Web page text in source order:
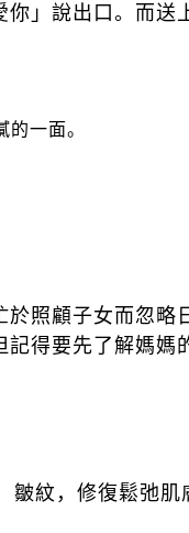
」說出口。而送
一面。
照顧子女而忽略
得要先了解媽媽
紋，修復鬆弛